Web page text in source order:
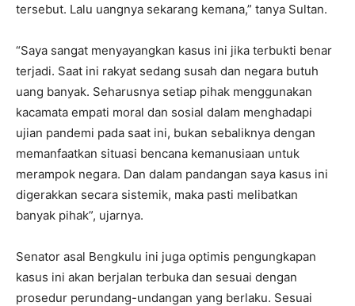
tersebut. Lalu uangnya sekarang kemana,” tanya Sultan.
“Saya sangat menyayangkan kasus ini jika terbukti benar
terjadi. Saat ini rakyat sedang susah dan negara butuh
uang banyak. Seharusnya setiap pihak menggunakan
kacamata empati moral dan sosial dalam menghadapi
ujian pandemi pada saat ini, bukan sebaliknya dengan
memanfaatkan situasi bencana kemanusiaan untuk
merampok negara. Dan dalam pandangan saya kasus ini
digerakkan secara sistemik, maka pasti melibatkan
banyak pihak”, ujarnya.
Senator asal Bengkulu ini juga optimis pengungkapan
kasus ini akan berjalan terbuka dan sesuai dengan
prosedur perundang-undangan yang berlaku. Sesuai